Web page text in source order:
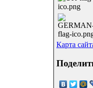
Карта